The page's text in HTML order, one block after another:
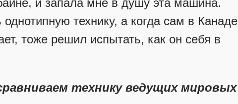
и запала мне в душу эта машина.
технику, а когда сам в Канаде
тоже решил испытать, как он себя в
технику ведущих мировых